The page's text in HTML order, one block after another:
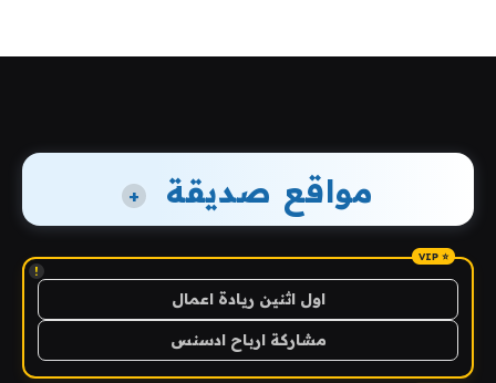
مواقع صديقة +
!
اول اثنين ريادة اعمال
مشاركة ارباح ادسنس